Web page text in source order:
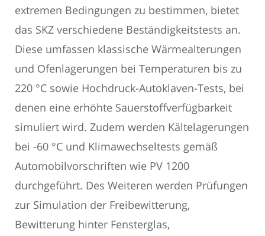
extremen Bedingungen zu bestimmen, bietet
das SKZ verschiedene Beständigkeitstests an.
Diese umfassen klassische Wärmealterungen
und Ofenlagerungen bei Temperaturen bis zu
220 °C sowie Hochdruck-Autoklaven-Tests, bei
denen eine erhöhte Sauerstoffverfügbarkeit
simuliert wird. Zudem werden Kältelagerungen
bei -60 °C und Klimawechseltests gemäß
Automobilvorschriften wie PV 1200
durchgeführt. Des Weiteren werden Prüfungen
zur Simulation der Freibewitterung,
Bewitterung hinter Fensterglas,